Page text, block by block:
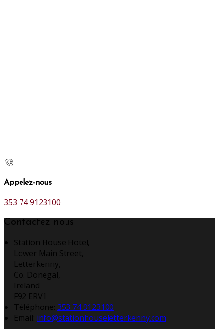
Appelez-nous
353 74 9123100
Contactez nous
Station House Hotel,
Lower Main Street,
Letterkenny,
Co. Donegal,
Ireland
F92 ERV1
Téléphone: 353 74 9123100
Email: info@stationhouseletterkenny.com